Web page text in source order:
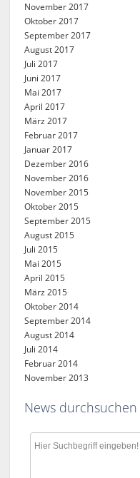
November 2017
Oktober 2017
September 2017
August 2017
Juli 2017
Juni 2017
Mai 2017
April 2017
März 2017
Februar 2017
Januar 2017
Dezember 2016
November 2016
November 2015
Oktober 2015
September 2015
August 2015
Juli 2015
Mai 2015
April 2015
März 2015
Oktober 2014
September 2014
August 2014
Juli 2014
Februar 2014
November 2013
News durchsuchen